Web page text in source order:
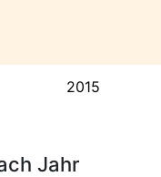
2015
Jahr